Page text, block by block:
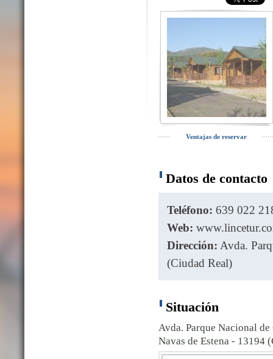
Ventajas de reservar
Datos de contacto
Teléfono: 639 022
Web:
Dirección: Avda.
(Ciudad Real)
Situación
Avda. Parque Nacional de
Navas de Estena - 13194